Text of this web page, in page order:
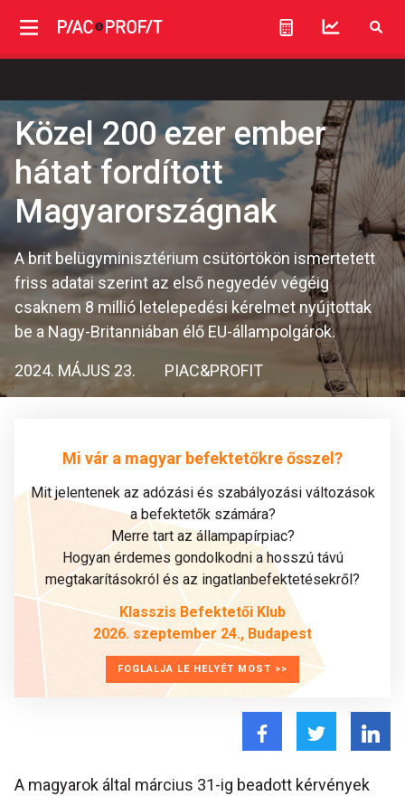
Közel 200 ezer ember
hátat fordított
Magyarországnak
A brit belügyminisztérium csütörtökön ismertetett
friss adatai szerint az első negyedév végéig
csaknem 8 millió letelepedési kérelmet nyújtottak
be a Nagy-Britanniában élő EU-állampolgárok.
2024. MÁJUS 23. PIAC&PROFIT
Mi vár a magyar befektetőkre ősszel?
Mit jelentenek az adózási és szabályozási változások
a befektetők számára?
Merre tart az állampapírpiac?
Hogyan érdemes gondolkodni a hosszú távú
megtakarításokról és az ingatlanbefektetésekről?
Klasszis Befektetői Klub
2026. szeptember 24., Budapest
FOGLALJA LE HELYÉT MOST >>
A magyarok által március 31-ig beadott kérvények